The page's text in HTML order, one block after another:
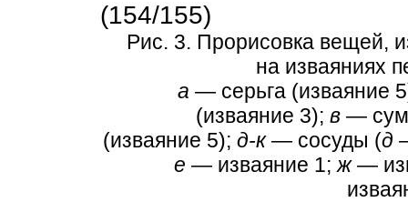
(154/155)
Рис. 3. Прорисовка вещей,
на изваяниях
а — серьга (изваяние
(изваяние 3); в —
(изваяние 5); д-к— сосуды (д
е — изваяние 1; ж—